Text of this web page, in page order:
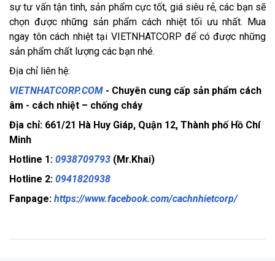
sự tư vấn tận tình, sản phẩm cực tốt, giá siêu rẻ, các bạn sẽ
chọn được những sản phẩm cách nhiệt tối ưu nhất. Mua
ngay tôn cách nhiệt tại VIETNHATCORP để có được những
sản phẩm chất lượng các bạn nhé.
Địa chỉ liên hệ:
VIETNHATCORP.COM - Chuyên cung cấp sản phẩm cách
âm - cách nhiệt – chống cháy
Địa chỉ: 661/21 Hà Huy Giáp, Quận 12, Thành phố Hồ Chí
Minh
Hotline 1: 0938709793 (Mr.Khai)
Hotline 2: 0941820938
Fanpage: https://www.facebook.com/cachnhietcorp/